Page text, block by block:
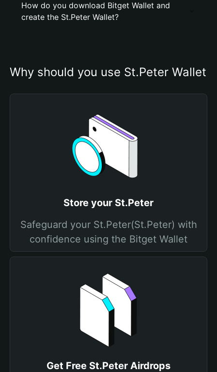
How do you download Bitget Wallet and
create the St.Peter Wallet?
Why should you use St.Peter Wallet
Store your St.Peter
Safeguard your St.Peter(St.Peter) with
confidence using the Bitget Wallet
Get Free St.Peter Airdrops